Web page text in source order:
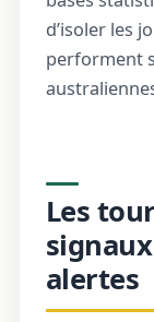
d’isoler les
performent
Les
alertes